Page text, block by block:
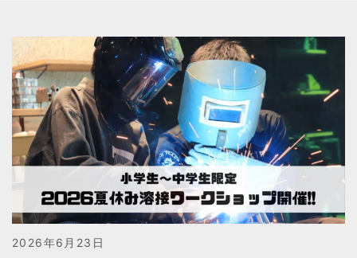
2026年6月23日